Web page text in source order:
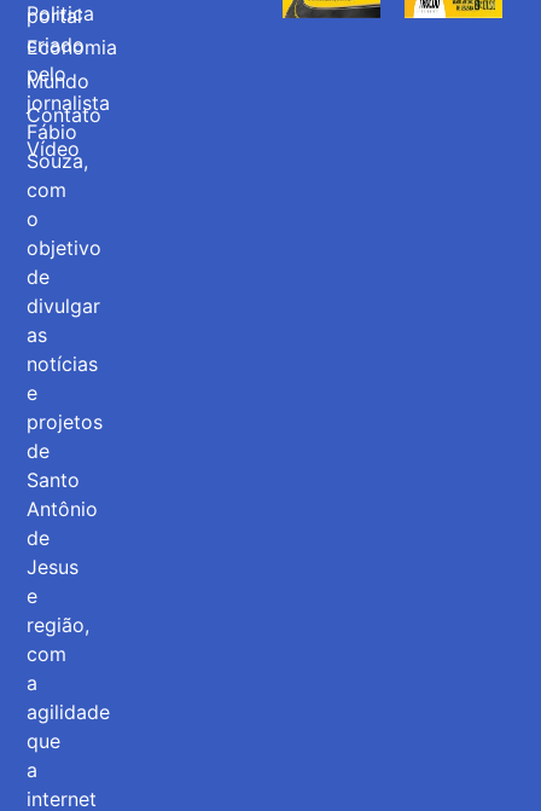
portal
criado
pelo
jornalista
Fábio
Souza,
com
o
objetivo
de
divulgar
as
notícias
e
projetos
de
Santo
Antônio
de
Jesus
e
região,
com
a
agilidade
que
a
internet
Politica
Economia
Mundo
Contato
Vídeo